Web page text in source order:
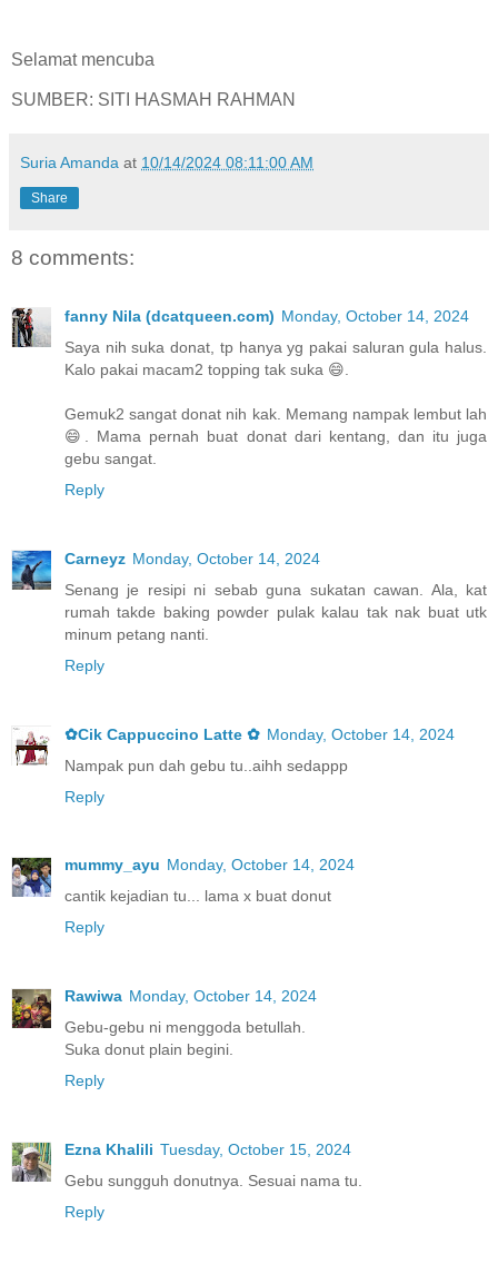
Selamat mencuba
SUMBER: SITI HASMAH RAHMAN
Suria Amanda at 10/14/2024 08:11:00 AM
Share
8 comments:
fanny Nila (dcatqueen.com) Monday, October 14, 2024
Saya nih suka donat, tp hanya yg pakai saluran gula halus.
Kalo pakai macam2 topping tak suka 😄.
Gemuk2 sangat donat nih kak. Memang nampak lembut lah
😄. Mama pernah buat donat dari kentang, dan itu juga
gebu sangat.
Reply
Carneyz Monday, October 14, 2024
Senang je resipi ni sebab guna sukatan cawan. Ala, kat
rumah takde baking powder pulak kalau tak nak buat utk
minum petang nanti.
Reply
✿Cik Cappuccino Latte ✿ Monday, October 14, 2024
Nampak pun dah gebu tu..aihh sedappp
Reply
mummy_ayu Monday, October 14, 2024
cantik kejadian tu... lama x buat donut
Reply
Rawiwa Monday, October 14, 2024
Gebu-gebu ni menggoda betullah.
Suka donut plain begini.
Reply
Ezna Khalili Tuesday, October 15, 2024
Gebu sungguh donutnya. Sesuai nama tu.
Reply